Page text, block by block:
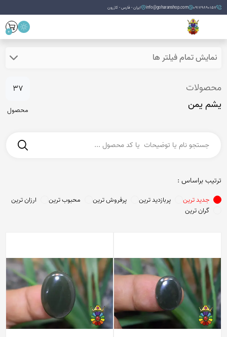
09179890157
info@goharanshop.com ایران - فارس - کازرون
0
نمایش تمام فیلتر ها
محصولات
یشم یمن
37
محصول
ترتیب براساس :
جدید ترین پربازدید ترین پرفروش ترین محبوب ترین
ارزان ترین
گران ترین